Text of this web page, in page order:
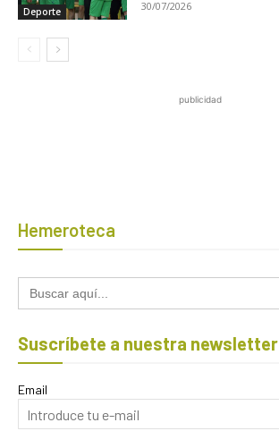
Deporte 30/07/2026
publicidad
Hemeroteca
Buscar:
Suscríbete a nuestra newsletter
Email